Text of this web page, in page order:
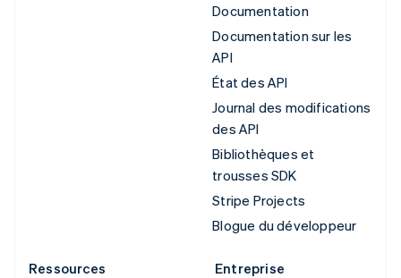
Documentation
Documentation sur les
API
État des API
Journal des modifications
des API
Bibliothèques et
trousses SDK
Stripe Projects
Blogue du développeur
Ressources
Entreprise